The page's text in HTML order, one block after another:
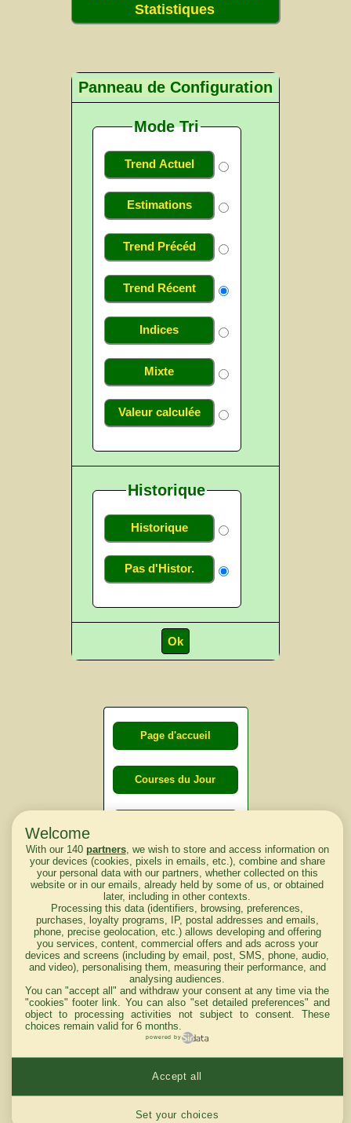
Statistiques
Panneau de Configuration
Mode Tri
Trend Actuel
Estimations
Trend Précéd
Trend Récent
Indices
Mixte
Valeur calculée
Historique
Historique
Pas d'Histor.
Page d'accueil
Courses du Jour
Courses
d'aujourd'hui
Haut de Page
Mentions légales du site
Welcome
With our 140 partners, we wish to store and access information on
your devices (cookies, pixels in emails, etc.), combine and share
your personal data with our partners, whether collected on this
website or in our emails, already held by some of us, or obtained
later, including in other contexts.
Processing this data (identifiers, browsing, preferences,
purchases, loyalty programs, IP, postal addresses and emails,
phone, precise geolocation, etc.) allows developing and offering
you services, content, commercial offers and ads across your
devices and screens (including by email, post, SMS, phone, audio,
and video), personalising them, measuring their performance, and
analysing audiences.
You can "accept all" and withdraw your consent at any time via the
"cookies" footer link . You can also "set detailed preferences" and
object to processing activities not subject to consent. These
choices remain valid for 6 months.
powered by
Set your choices
Accept all